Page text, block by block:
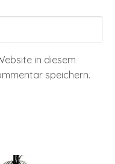
in diesem
speichern.